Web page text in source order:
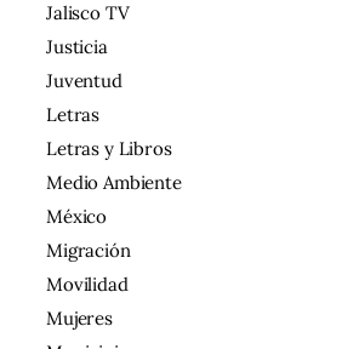
Jalisco TV
Justicia
Juventud
Letras
Letras y Libros
Medio Ambiente
México
Migración
Movilidad
Mujeres